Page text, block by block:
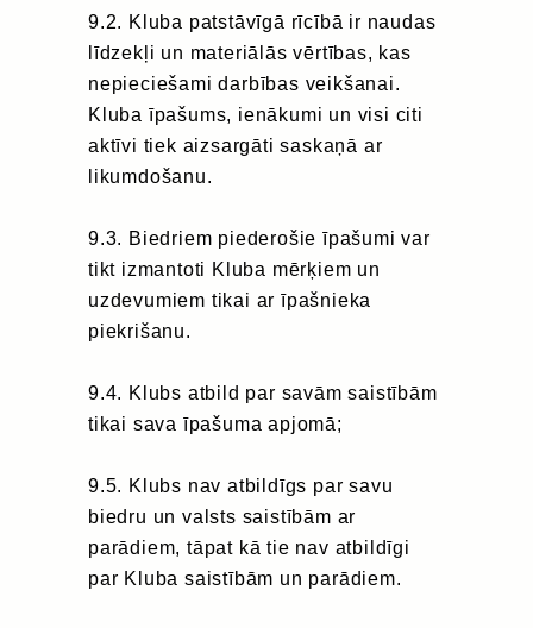
9.2. Kluba patstāvīgā rīcībā ir naudas
līdzekļi un materiālās vērtības, kas
nepieciešami darbības veikšanai.
Kluba īpašums, ienākumi un visi citi
aktīvi tiek aizsargāti saskaņā ar
likumdošanu.
9.3. Biedriem piederošie īpašumi var
tikt izmantoti Kluba mērķiem un
uzdevumiem tikai ar īpašnieka
piekrišanu.
9.4. Klubs atbild par savām saistībām
tikai sava īpašuma apjomā;
9.5. Klubs nav atbildīgs par savu
biedru un valsts saistībām ar
parādiem, tāpat kā tie nav atbildīgi
par Kluba saistībām un parādiem.